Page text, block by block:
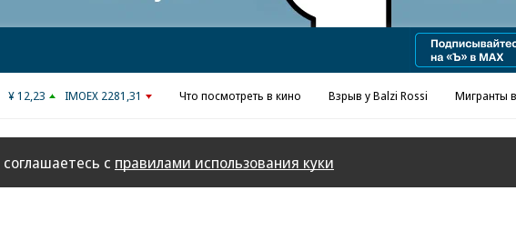
¥ 12,23 IMOEX 2281,31 Что посмотреть в кино Взрыв у Balzi Rossi Мигранты
с правилами использования куки